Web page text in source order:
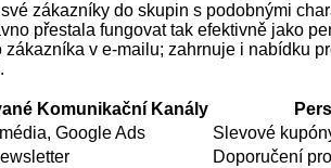
zákazníky do skupin s podobnými
přestala fungovat tak efektivně jako
v e-mailu; zahrnuje i nabídku
Komunikační Kanály
Google Ads
Slevové
Doporučení